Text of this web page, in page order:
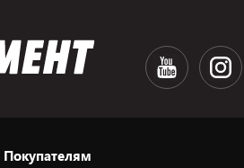
Покупателям